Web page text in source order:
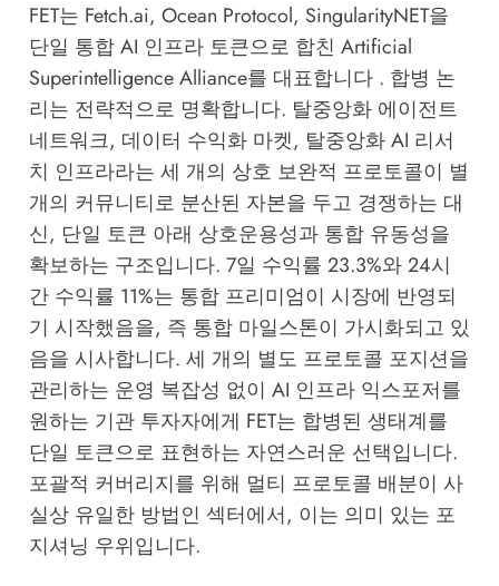
FET는 Fetch.ai, Ocean Protocol, SingularityNET을
단일 통합 AI 인프라 토큰으로 합친 Artificial
Superintelligence Alliance를 대표합니다 . 합병 논
리는 전략적으로 명확합니다. 탈중앙화 에이전트
네트워크, 데이터 수익화 마켓, 탈중앙화 AI 리서
치 인프라라는 세 개의 상호 보완적 프로토콜이 별
개의 커뮤니티로 분산된 자본을 두고 경쟁하는 대
신, 단일 토큰 아래 상호운용성과 통합 유동성을
확보하는 구조입니다. 7일 수익률 23.3%와 24시
간 수익률 11%는 통합 프리미엄이 시장에 반영되
기 시작했음을, 즉 통합 마일스톤이 가시화되고 있
음을 시사합니다. 세 개의 별도 프로토콜 포지션을
관리하는 운영 복잡성 없이 AI 인프라 익스포저를
원하는 기관 투자자에게 FET는 합병된 생태계를
단일 토큰으로 표현하는 자연스러운 선택입니다.
포괄적 커버리지를 위해 멀티 프로토콜 배분이 사
실상 유일한 방법인 섹터에서, 이는 의미 있는 포
지셔닝 우위입니다.